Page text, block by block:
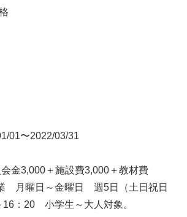
01〜2022/03/31
金3,000＋施設費3,000＋教材費
月曜日～金曜日 週5日（土日祝日
：20 小学生～大人対象。